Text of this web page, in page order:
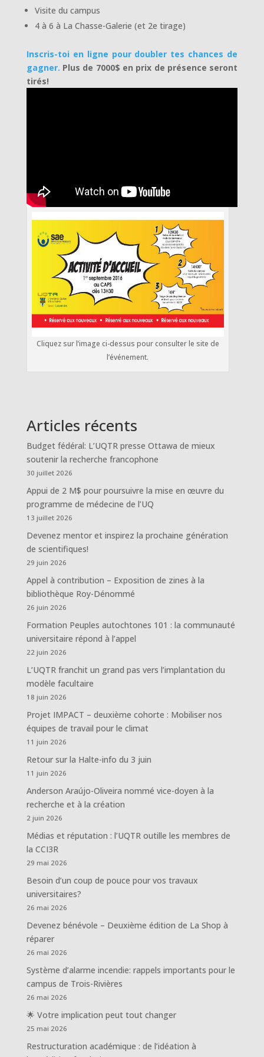
Visite du campus
4 à 6 à La Chasse-Galerie (et 2e tirage)
Inscris-toi en ligne pour doubler tes chances de
gagner. Plus de 7000$ en prix de présence seront
tirés!
Cliquez sur l’image ci-dessus pour consulter le site de
l’événement.
Articles récents
Budget fédéral: L’UQTR presse Ottawa de mieux
soutenir la recherche francophone
30 juillet 2026
Appui de 2 M$ pour poursuivre la mise en œuvre du
programme de médecine de l’UQ
13 juillet 2026
Devenez mentor et inspirez la prochaine génération
de scientifiques!
29 juin 2026
Appel à contribution – Exposition de zines à la
bibliothèque Roy-Dénommé
26 juin 2026
Formation Peuples autochtones 101 : la communauté
universitaire répond à l’appel
22 juin 2026
L’UQTR franchit un grand pas vers l’implantation du
modèle facultaire
18 juin 2026
Projet IMPACT – deuxième cohorte : Mobiliser nos
équipes de travail pour le climat
11 juin 2026
Retour sur la Halte-info du 3 juin
11 juin 2026
Anderson Araújo-Oliveira nommé vice-doyen à la
recherche et à la création
2 juin 2026
Médias et réputation : l’UQTR outille les membres de
la CCI3R
29 mai 2026
Besoin d’un coup de pouce pour vos travaux
universitaires?
26 mai 2026
Devenez bénévole – Deuxième édition de La Shop à
réparer
26 mai 2026
Système d’alarme incendie: rappels importants pour le
campus de Trois-Rivières
26 mai 2026
🌟 Votre implication peut tout changer
25 mai 2026
Restructuration académique : de l’idéation à